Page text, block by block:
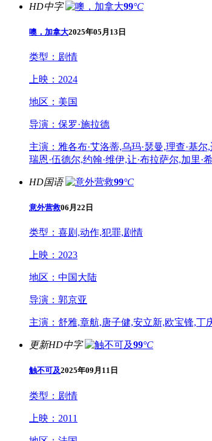
HD中字 99°C
噢，加拿大2025年05月13日
类型： 剧情
上映： 2024
地区： 美国
导演： 保罗·施拉德
主演： 雅各布·艾洛蒂,乌玛·瑟曼,理查·基
瑞恩·伍德尔,约翰·维伊,让·布拉萨尔,加里·
HD国语 99°C
意外营救06月22日
类型： 喜剧,动作,犯罪,剧情
上映： 2023
地区： 中国大陆
导演： 郭京亚
主演： 舒雅,章航,唐子健,安立新,欧宝锋,丁
更新HD中字 99°C
触不可及2025年09月11日
类型： 剧情
上映： 2011